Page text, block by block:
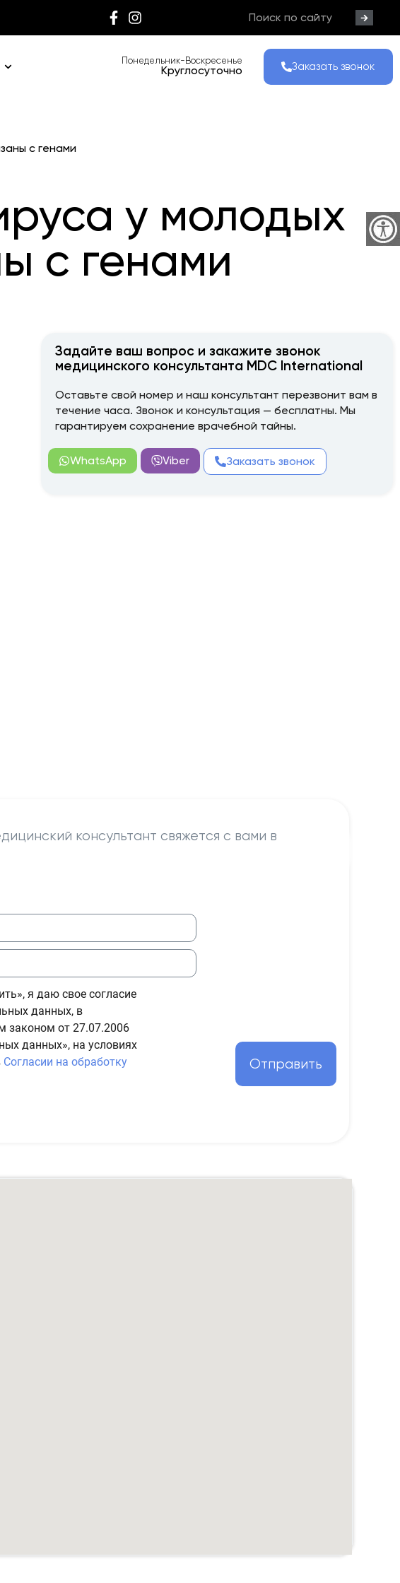
Понедельник-Воскресенье
Круглосуточно Заказать звонок
с генами
у молодых
с генами
Задайте ваш вопрос и закажите звонок
медицинского консультанта MDC International
Оставьте свой номер и наш консультант перезвонит вам в
течение часа. Звонок и консультация — бесплатны. Мы
гарантируем сохранение врачебной тайны.
WhatsApp Viber Заказать звонок
консультант свяжется с вами в
я даю свое согласие
данных, в
законом от 27.07.2006
данных», на условиях
Согласии на обработку
Отправить